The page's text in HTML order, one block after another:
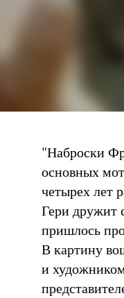
"Наброски
основных
четырех лет
Гери дружит
пришлось
В картину
и